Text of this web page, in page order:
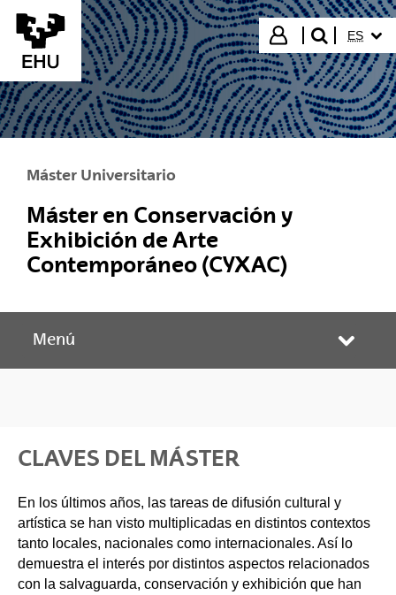
Saltar al contenido principal
Iniciar sesión
buscar"
ES
Máster Universitario
Máster en Conservación y
Exhibición de Arte
Contemporáneo (CYXAC)
Menú
CLAVES DEL MÁSTER
En los últimos años, las tareas de difusión cultural y
artística se han visto multiplicadas en distintos contextos
tanto locales, nacionales como internacionales. Así lo
demuestra el interés por distintos aspectos relacionados
con la salvaguarda, conservación y exhibición que han